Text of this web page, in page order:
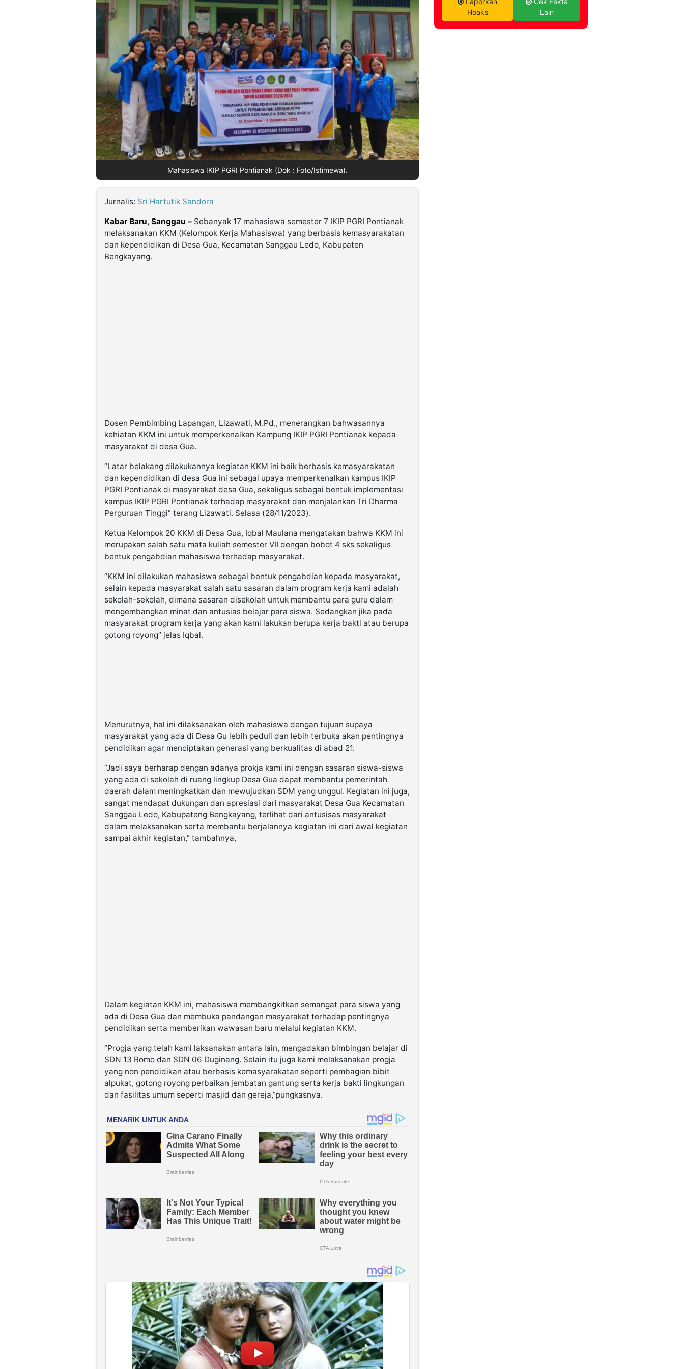
Mahasiswa IKIP PGRI Pontianak (Dok : Foto/Istimewa).
Jurnalis: Sri Hartutik Sandora
Kabar Baru, Sanggau – Sebanyak 17 mahasiswa semester 7 IKIP PGRI Pontianak
melaksanakan KKM (Kelompok Kerja Mahasiswa) yang berbasis kemasyarakatan
dan kependidikan di Desa Gua, Kecamatan Sanggau Ledo, Kabupaten
Bengkayang.
Dosen Pembimbing Lapangan, Lizawati, M.Pd., menerangkan bahwasannya
kehiatan KKM ini untuk memperkenalkan Kampung IKIP PGRI Pontianak kepada
masyarakat di desa Gua.
“Latar belakang dilakukannya kegiatan KKM ini baik berbasis kemasyarakatan
dan kependidikan di desa Gua ini sebagai upaya memperkenalkan kampus IKIP
PGRI Pontianak di masyarakat desa Gua, sekaligus sebagai bentuk implementasi
kampus IKIP PGRI Pontianak terhadap masyarakat dan menjalankan Tri Dharma
Perguruan Tinggi” terang Lizawati. Selasa (28/11/2023).
Ketua Kelompok 20 KKM di Desa Gua, Iqbal Maulana mengatakan bahwa KKM ini
merupakan salah satu mata kuliah semester VII dengan bobot 4 sks sekaligus
bentuk pengabdian mahasiswa terhadap masyarakat.
“KKM ini dilakukan mahasiswa sebagai bentuk pengabdian kepada masyarakat,
selain kepada masyarakat salah satu sasaran dalam program kerja kami adalah
sekolah-sekolah, dimana sasaran disekolah untuk membantu para guru dalam
mengembangkan minat dan antusias belajar para siswa. Sedangkan jika pada
masyarakat program kerja yang akan kami lakukan berupa kerja bakti atau berupa
gotong royong” jelas Iqbal.
Menurutnya, hal ini dilaksanakan oleh mahasiswa dengan tujuan supaya
masyarakat yang ada di Desa Gu lebih peduli dan lebih terbuka akan pentingnya
pendidikan agar menciptakan generasi yang berkualitas di abad 21.
“Jadi saya berharap dengan adanya prokja kami ini dengan sasaran siswa-siswa
yang ada di sekolah di ruang lingkup Desa Gua dapat membantu pemerintah
daerah dalam meningkatkan dan mewujudkan SDM yang unggul. Kegiatan ini juga,
sangat mendapat dukungan dan apresiasi dari masyarakat Desa Gua Kecamatan
Sanggau Ledo, Kabupateng Bengkayang, terlihat dari antusisas masyarakat
dalam melaksanakan serta membantu berjalannya kegiatan ini dari awal kegiatan
sampai akhir kegiatan,” tambahnya,
Dalam kegiatan KKM ini, mahasiswa membangkitkan semangat para siswa yang
ada di Desa Gua dan membuka pandangan masyarakat terhadap pentingnya
pendidikan serta memberikan wawasan baru melalui kegiatan KKM.
“Progja yang telah kami laksanakan antara lain, mengadakan bimbingan belajar di
SDN 13 Romo dan SDN 06 Duginang. Selain itu juga kami melaksanakan progja
yang non pendidikan atau berbasis kemasyarakatan seperti pembagian bibit
alpukat, gotong royong perbaikan jembatan gantung serta kerja bakti lingkungan
dan fasilitas umum seperti masjid dan gereja,”pungkasnya.
Hoaks
Lain